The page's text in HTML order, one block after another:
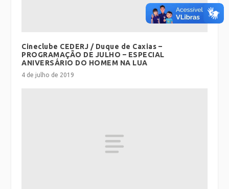
Cineclube CEDERJ / Duque de Caxias –
PROGRAMAÇÃO DE JULHO – ESPECIAL
ANIVERSÁRIO DO HOMEM NA LUA
4 de julho de 2019